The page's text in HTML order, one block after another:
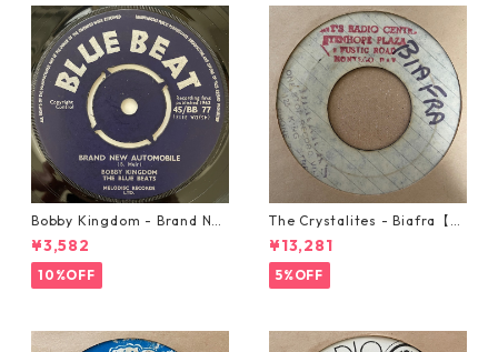
Bobby Kingdom - Brand Ne
w Automobile【7-20889】
¥3,582
10%OFF
The Crystalites - Biafra【7-
21293】
¥13,281
5%OFF